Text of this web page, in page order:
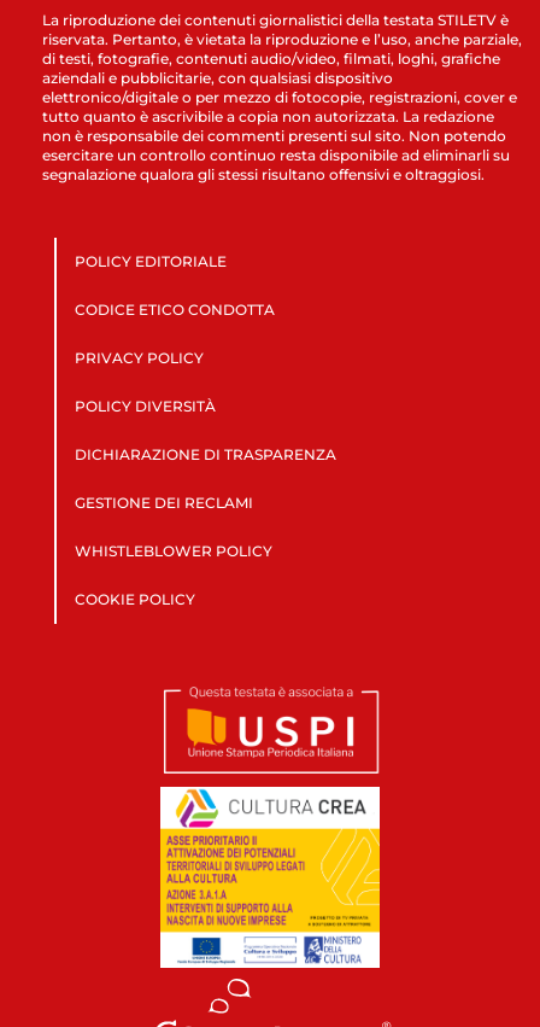
La riproduzione dei contenuti giornalistici della testata STILETV è
riservata. Pertanto, è vietata la riproduzione e l’uso, anche parziale,
di testi, fotografie, contenuti audio/video, filmati, loghi, grafiche
aziendali e pubblicitarie, con qualsiasi dispositivo
elettronico/digitale o per mezzo di fotocopie, registrazioni, cover e
tutto quanto è ascrivibile a copia non autorizzata. La redazione
non è responsabile dei commenti presenti sul sito. Non potendo
esercitare un controllo continuo resta disponibile ad eliminarli su
segnalazione qualora gli stessi risultano offensivi e oltraggiosi.
POLICY EDITORIALE
CODICE ETICO CONDOTTA
PRIVACY POLICY
POLICY DIVERSITÀ
DICHIARAZIONE DI TRASPARENZA
GESTIONE DEI RECLAMI
WHISTLEBLOWER POLICY
COOKIE POLICY